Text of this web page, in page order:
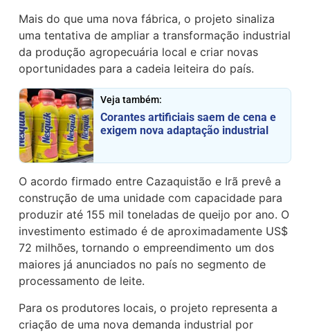
Mais do que uma nova fábrica, o projeto sinaliza
uma tentativa de ampliar a transformação industrial
da produção agropecuária local e criar novas
oportunidades para a cadeia leiteira do país.
Veja também:
Corantes artificiais saem de cena e
exigem nova adaptação industrial
O acordo firmado entre Cazaquistão e Irã prevê a
construção de uma unidade com capacidade para
produzir até 155 mil toneladas de queijo por ano. O
investimento estimado é de aproximadamente US$
72 milhões, tornando o empreendimento um dos
maiores já anunciados no país no segmento de
processamento de leite.
Para os produtores locais, o projeto representa a
criação de uma nova demanda industrial por